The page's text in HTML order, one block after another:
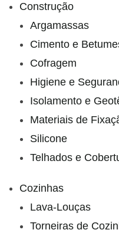
Construção
Argamassas
Cimento e
Cofragem
Higiene e
Isolamento e
Materiais de
Silicone
Telhados e
Cozinhas
Lava-Louças
Torneiras de